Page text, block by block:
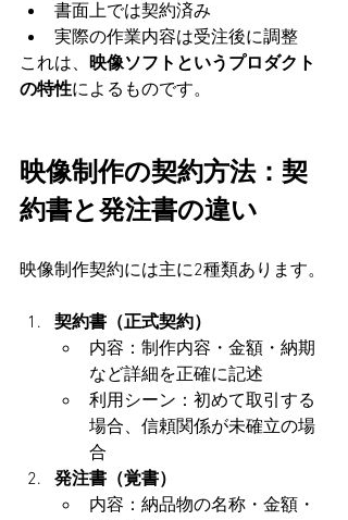
書面上では契約済み
実際の作業内容は受注後に調整
これは、 映像ソフトというプロダクト
の特性によるものです。
映像制作の契約方法：契
約書と発注書の違い
映像制作契約には主に2種類あります。
契約書（正式契約）
内容：制作内容・金額・納期
など詳細を正確に記述
利用シーン：初めて取引する
場合、信頼関係が未確立の場
合
発注書（覚書）
内容：納品物の名称・金額・